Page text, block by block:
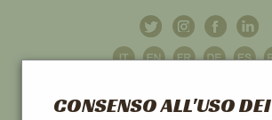
CONSENSO ALL'USO DEI